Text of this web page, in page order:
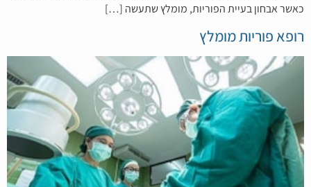
כאשר אבחון בעיית הפוריות, מומלץ שתעשה […]
רופא פוריות מומלץ